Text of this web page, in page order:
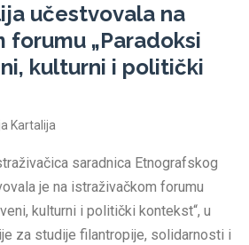
učestvovala na
forumu „Paradoksi
kulturni i politički
Kartalija
saradnica Etnografskog
je na istraživačkom forumu
kulturni i politički kontekst“, u
za studije filantropije, solidarnosti i